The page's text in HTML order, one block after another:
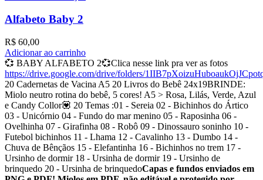
Alfabeto Baby 2
R$ 60,00
Adicionar ao carrinho
💞 BABY ALFABETO 2💞Clica nesse link pra ver as fotos
https://drive.google.com/drive/folders/
20 Cadernetas de Vacina A5 20 Livros do Bebê 24x19BRINDE:
Miolo neutro rotina do bebê, 5 cores! A5 > Rosa, Lilás, Verde, Azul
e Candy Collor💟 20 Temas :01 - Sereia 02 - Bichinhos do Ártico
03 - Unicórnio 04 - Fundo do mar menino 05 - Raposinha 06 -
Ovelhinha 07 - Girafinha 08 - Robô 09 - Dinossauro soninho 10 -
Futebol bichinhos 11 - Lhama 12 - Cavalinho 13 - Dumbo 14 -
Chuva de Bênçãos 15 - Elefantinha 16 - Bichinhos no trem 17 -
Ursinho de dormir 18 - Ursinha de dormir 19 - Ursinho de
brinquedo 20 - Ursinha de brinquedoCapas e fundos enviados em